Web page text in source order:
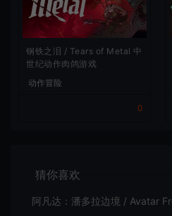
钢铁之泪 / Tears of Metal 中
世纪动作肉鸽游戏
动作冒险
0
猜你喜欢